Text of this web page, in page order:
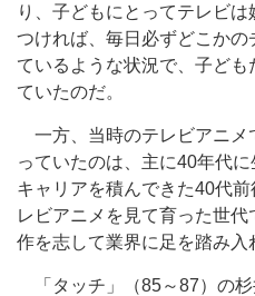
り、子どもにとってテレビ
つければ、毎日必ずどこか
ているような状況で、子ど
ていたのだ。
一方、当時のテレビアニメ
っていたのは、主に40年代
キャリアを積んできた40代
レビアニメを見て育った世
作を志して業界に足を踏み入
「タッチ」（85～87）の